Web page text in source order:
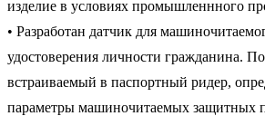
изделие в условиях промышленнного
• Разработан датчик для
удостоверения личности гражданина.
встраиваемый в паспортный ридер,
параметры машиночитаемых защитных